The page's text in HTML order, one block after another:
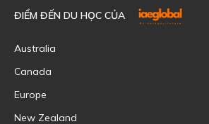
ĐIỂM ĐẾN DU HỌC CỦA
Australia
Canada
Europe
New Zealand